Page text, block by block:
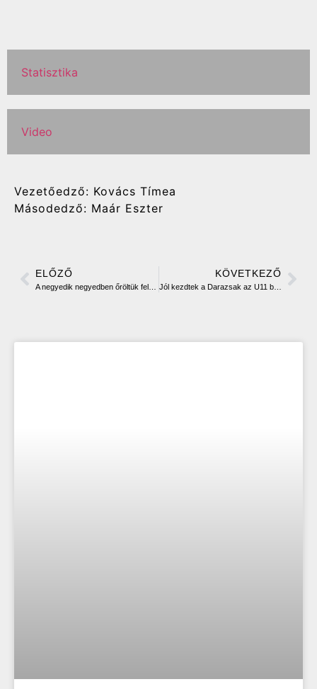
Statisztika
Video
Vezetőedző: Kovács Tímea
Másodedző: Maár Eszter
ELŐZŐ KÖVETKEZŐ
Jól kezdtek a Darazsak az U11 bajnokság első fordulóján